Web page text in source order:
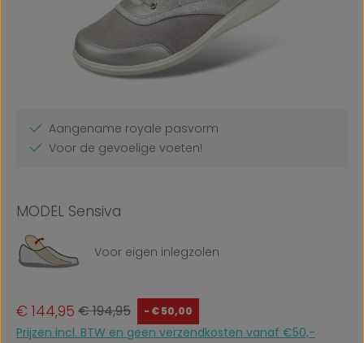
Aangename royale pasvorm
Voor de gevoelige voeten!
MODEL Sensiva
Voor eigen inlegzolen
Verkoopprijs:
€ 144,95 Normale prijs:
€ 194,95 - € 50,00
Prijzen incl. BTW en geen verzendkosten vanaf €50,-